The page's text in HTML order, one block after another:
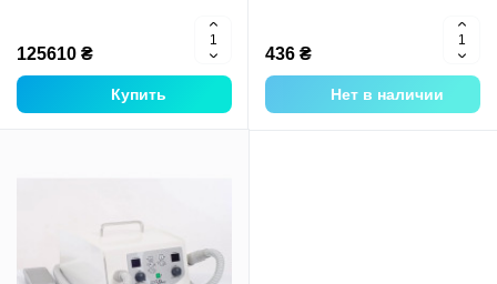
125610 ₴
Купить
436 ₴
Нет в наличии